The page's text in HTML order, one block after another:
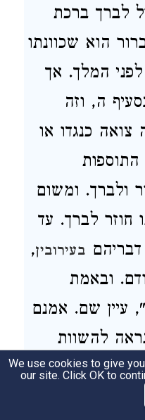
לברך ברכת
הוא שכוונתו
המלך. אך
ה, וזה
צואה כנגדו או
ולברך. ומשום
חוזר לברך. עד
בעירובין,
ובאמת
עיין שם. אמנם
להשוות
בין אינו
יכול לדבר
We use cookies to give
our site. Click OK to